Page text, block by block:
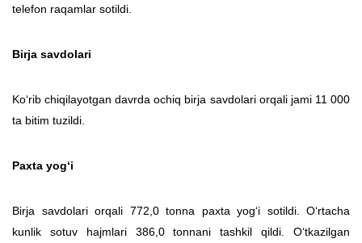
telefon raqamlar sotildi.
Birja savdolari
Ko‘rib chiqilayotgan davrda ochiq birja savdolari orqali jami 11 000
ta bitim tuzildi.
Paxta yog‘i
Birja savdolari orqali 772,0 tonna paxta yog‘i sotildi. O‘rtacha
kunlik sotuv hajmlari 386,0 tonnani tashkil qildi. O‘tkazilgan